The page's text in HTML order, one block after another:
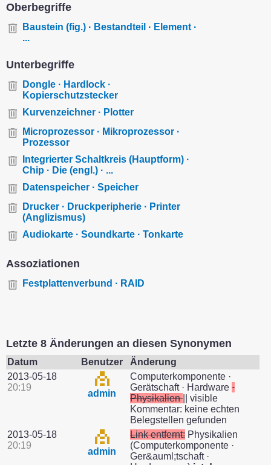
Oberbegriffe
Baustein (fig.) · Bestandteil · Element ·
...
Unterbegriffe
Dongle · Hardlock ·
Kopierschutzstecker
Kurvenzeichner · Plotter
Microprozessor · Mikroprozessor ·
Prozessor
Integrierter Schaltkreis (Hauptform) ·
Chip · Die (engl.) · ...
Datenspeicher · Speicher
Drucker · Druckperipherie · Printer
(Anglizismus)
Audiokarte · Soundkarte · Tonkarte
Assoziationen
Festplattenverbund · RAID
Letzte 8 Änderungen an diesen Synonymen
Datum Benutzer
Änderung
2013-05-18
20:19
admin
Computerkomponente ·
Gerätschaft · Hardware ·
Physikalien || visible
Kommentar: keine echten
Belegstellen gefunden
2013-05-18
20:19
admin
Link entfernt: Physikalien
(Computerkomponente ·
Ger&auml;tschaft ·